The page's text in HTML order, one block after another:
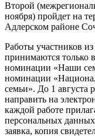
Второй
ноября) пройдет на
Адлерском районе
Работы участников
принимаются только
номинации «Наши
номинации
семьи». До 1 августа
направить на
каждой работе
персональных
заявка, копия